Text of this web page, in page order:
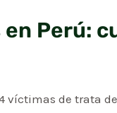
Perú:
víctimas de trata